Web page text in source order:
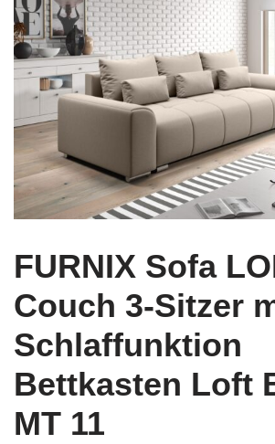
FURNIX Sofa
Couch 3-Sitzer
Schlaffunktion
Bettkasten Loft
MT 11